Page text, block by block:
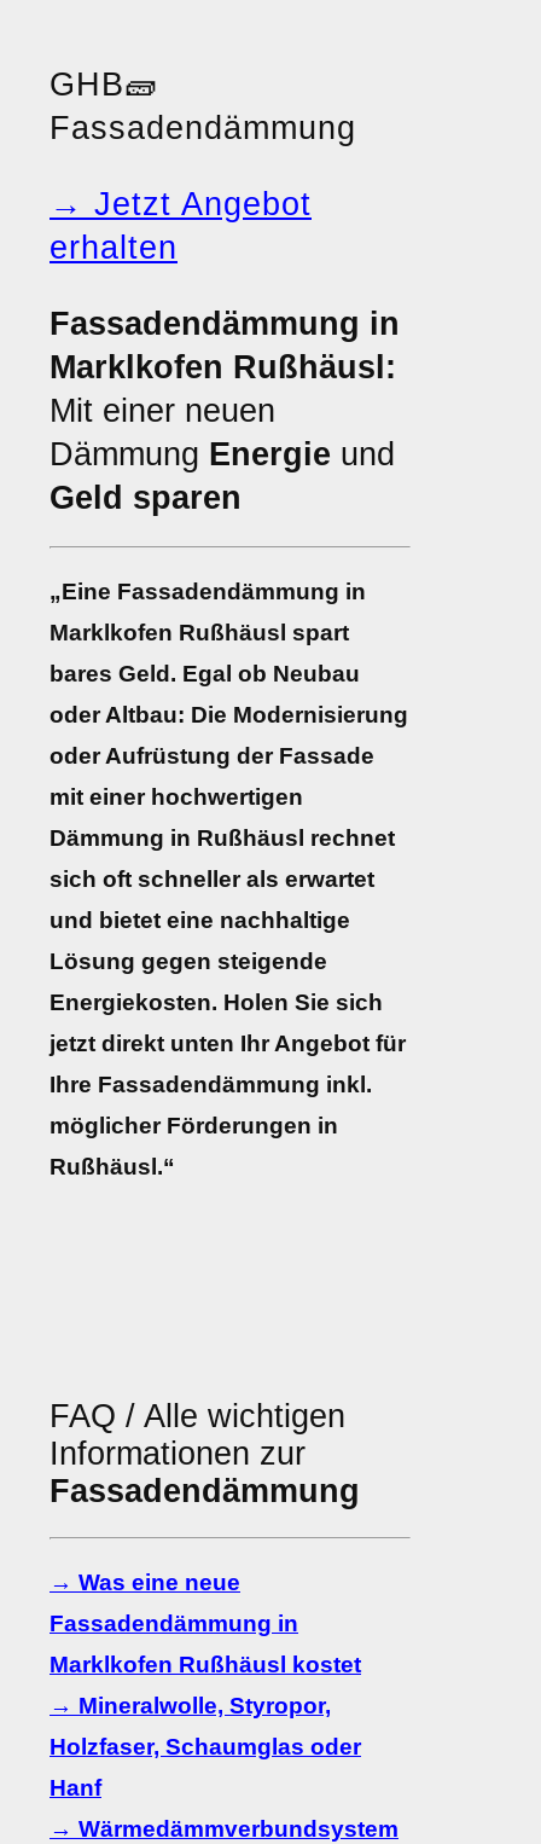
GHB🧱
Fassadendämmung
→ Jetzt Angebot
erhalten
Fassadendämmung in
Marklkofen Rußhäusl:
Mit einer neuen
Dämmung Energie und
Geld sparen
„Eine Fassadendämmung in
Marklkofen Rußhäusl spart
bares Geld. Egal ob Neubau
oder Altbau: Die Modernisierung
oder Aufrüstung der Fassade
mit einer hochwertigen
Dämmung in Rußhäusl rechnet
sich oft schneller als erwartet
und bietet eine nachhaltige
Lösung gegen steigende
Energiekosten. Holen Sie sich
jetzt direkt unten Ihr Angebot für
Ihre Fassadendämmung inkl.
möglicher Förderungen in
Rußhäusl.“
FAQ / Alle wichtigen
Informationen zur
Fassadendämmung
→ Was eine neue
Fassadendämmung in
Marklkofen Rußhäusl kostet
→ Mineralwolle, Styropor,
Holzfaser, Schaumglas oder
Hanf
→ Wärmedämmverbundsystem